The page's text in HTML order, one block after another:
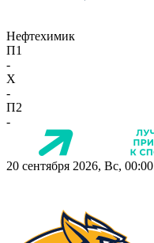
Нефтехимик
П1
-
X
-
П2
-
20 сентября 2026, Вс, 00:00